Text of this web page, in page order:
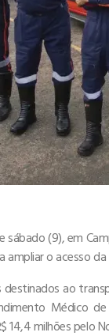
(9), em
o acesso
destinados ao
Médico
14,4 milhões pelo